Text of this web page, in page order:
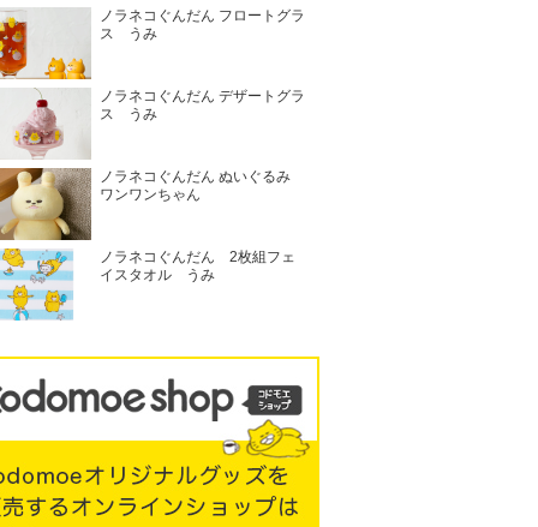
ノラネコぐんだん フロートグラ
ス うみ
ノラネコぐんだん デザートグラ
ス うみ
ノラネコぐんだん ぬいぐるみ
ワンワンちゃん
ノラネコぐんだん 2枚組フェ
イスタオル うみ